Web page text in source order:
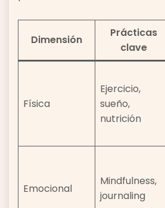
Dimensión
Prácticas
clave
Física
Ejercicio,
sueño,
nutrición
Emocional
Mindfulness,
journaling